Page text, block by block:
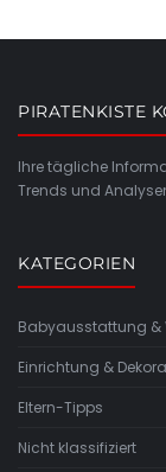
PIRATENKISTE
Ihre tägliche
Trends und
KATEGORIEN
Babyausstattung &
Einrichtung &
Eltern-Tipps
Nicht klassifiziert